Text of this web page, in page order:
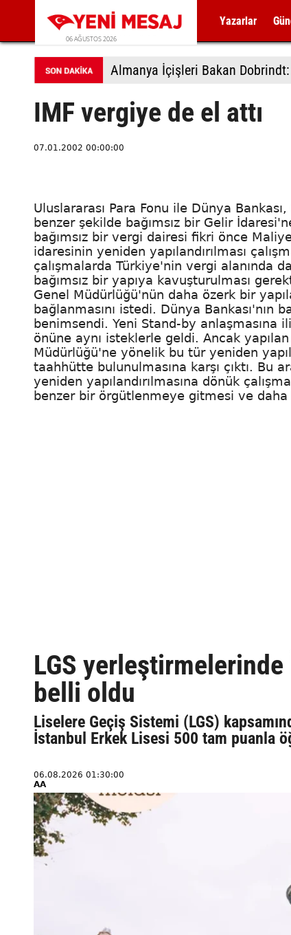
06 AĞUSTOS 2026
Yazarlar
IMF vergiye de el attı
07.01.2002 00:00:00
Uluslararası Para Fonu ile Dünya
benzer şekilde bağımsız bir Gelir
bağımsız bir vergi dairesi fikri önce
idaresinin yeniden yapılandırılması
çalışmalarda Türkiye'nin vergi alanında
bağımsız bir yapıya kavuşturulması
Genel Müdürlüğü'nün daha özerk bir
bağlanmasını istedi. Dünya Bankası'nın
benimsendi. Yeni Stand-by anlaşmasına
önüne aynı isteklerle geldi. Ancak
Müdürlüğü'ne yönelik bu tür yeniden
taahhütte bulunulmasına karşı çıktı. Bu
yeniden yapılandırılmasına dönük
benzer bir örgütlenmeye gitmesi ve daha
LGS
belli oldu
Liselere Geçiş Sistemi (LGS)
İstanbul Erkek Lisesi 500 tam puanla
06.08.2026 01:30:00
AA